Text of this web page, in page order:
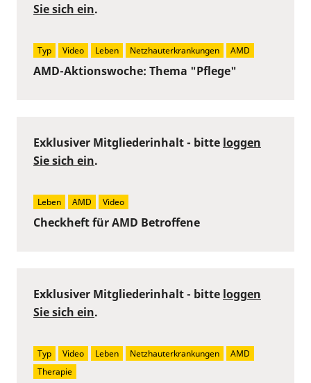
AMD-Aktionswoche: Thema "Pflege"
Sie sich ein.
Typ Video Leben Netzhauterkrankungen AMD
Checkheft für AMD Betroffene
Exklusiver Mitgliederinhalt - bitte loggen
Sie sich ein.
Leben AMD Video
Exklusiver Mitgliederinhalt - bitte loggen
Sie sich ein.
Typ Video Leben Netzhauterkrankungen
AMD
Therapie